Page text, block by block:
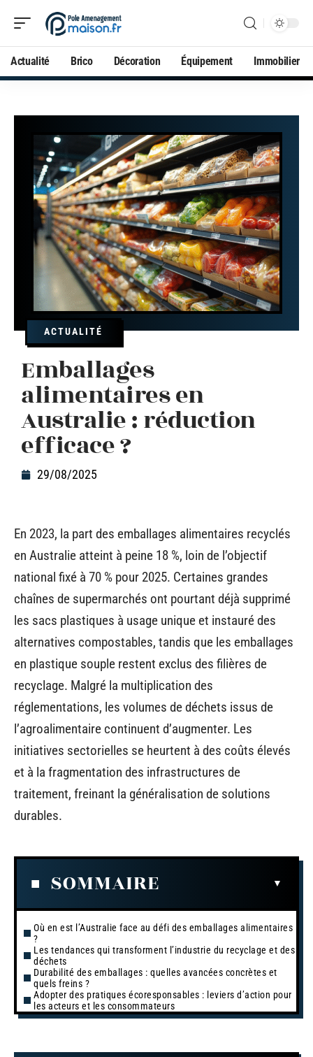
Actualité Brico Décoration Équipement Immobilier
ACTUALITÉ
Emballages
alimentaires en
Australie : réduction
efficace ?
29/08/2025
En 2023, la part des emballages alimentaires recyclés
en Australie atteint à peine 18 %, loin de l’objectif
national fixé à 70 % pour 2025. Certaines grandes
chaînes de supermarchés ont pourtant déjà supprimé
les sacs plastiques à usage unique et instauré des
alternatives compostables, tandis que les emballages
en plastique souple restent exclus des filières de
recyclage. Malgré la multiplication des
réglementations, les volumes de déchets issus de
l’agroalimentaire continuent d’augmenter. Les
initiatives sectorielles se heurtent à des coûts élevés
et à la fragmentation des infrastructures de
traitement, freinant la généralisation de solutions
durables.
SOMMAIRE
Où en est l’Australie face au défi des emballages alimentaires
?
Les tendances qui transforment l’industrie du recyclage et des
déchets
Durabilité des emballages : quelles avancées concrètes et
quels freins ?
Adopter des pratiques écoresponsables : leviers d’action pour
les acteurs et les consommateurs